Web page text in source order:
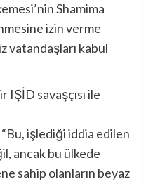
Shamima
izin verme
vatandaşları kabul
işlediği iddia edilen
ancak bu ülkede
sahip olanların beyaz